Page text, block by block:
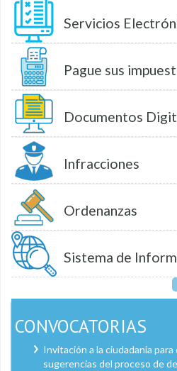
Servicios
Pague sus
Documentos
Infracciones
Ordenanzas
Sistema de
CONVOCATORIAS
Invitación a la ciudadanía
sugerencias del proceso de